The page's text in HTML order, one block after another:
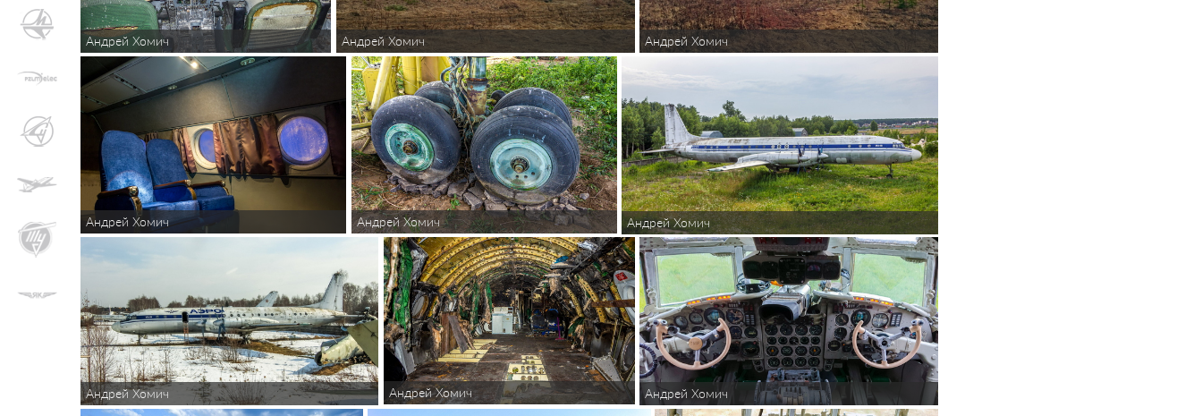
Андрей Хомич Андрей Хомич Андрей Хомич
Андрей Хомич Андрей Хомич Андрей Хомич
Андрей Хомич Андрей Хомич Андрей Хомич